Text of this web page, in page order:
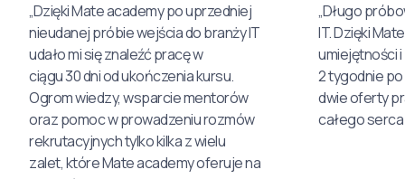
„Dzięki Mate academy po uprzedniej
nieudanej próbie wejścia do branży IT
udało mi się znaleźć pracę w
ciągu 30 dni od ukończenia kursu.
Ogrom wiedzy, wsparcie mentorów
oraz pomoc w prowadzeniu rozmów
rekrutacyjnych tylko kilka z wielu
zalet, które Mate academy oferuje na
„Długo
IT. Dzięki
umiejętności
2 tygodnie
dwie oferty
całego serca